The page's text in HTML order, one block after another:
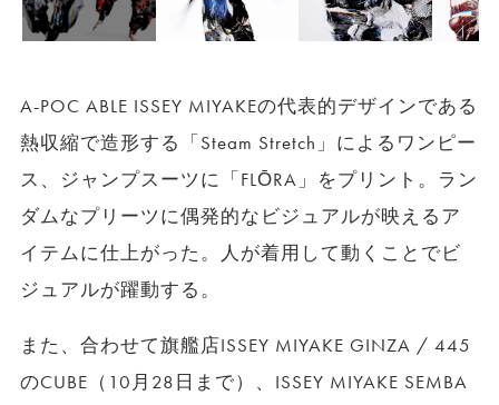
A-POC ABLE ISSEY MIYAKEの代表的デザインである
熱収縮で造形する「Steam Stretch」によるワンピー
ス、ジャンプスーツに「FLŌRA」をプリント。ラン
ダムなプリーツに偶発的なビジュアルが映えるア
イテムに仕上がった。人が着用して動くことでビ
ジュアルが躍動する。
また、合わせて旗艦店ISSEY MIYAKE GINZA / 445
のCUBE（10月28日まで）、ISSEY MIYAKE SEMBA